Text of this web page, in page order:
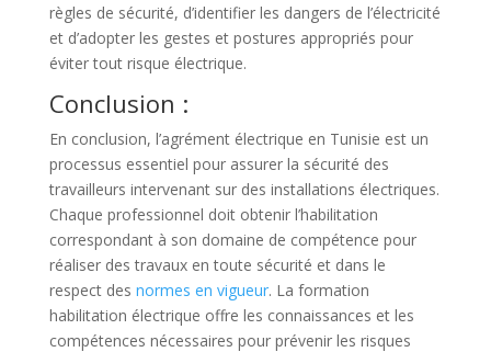
règles de sécurité, d’identifier les dangers de l’électricité
et d’adopter les gestes et postures appropriés pour
éviter tout risque électrique.
Conclusion :
En conclusion, l’agrément électrique en Tunisie est un
processus essentiel pour assurer la sécurité des
travailleurs intervenant sur des installations électriques.
Chaque professionnel doit obtenir l’habilitation
correspondant à son domaine de compétence pour
réaliser des travaux en toute sécurité et dans le
respect des normes en vigueur. La formation
habilitation électrique offre les connaissances et les
compétences nécessaires pour prévenir les risques